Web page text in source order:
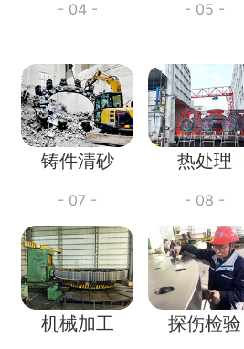
- 04 - - 05 -
探伤检验
机械加工
热处理
- 08 -
铸件清砂
- 07 -